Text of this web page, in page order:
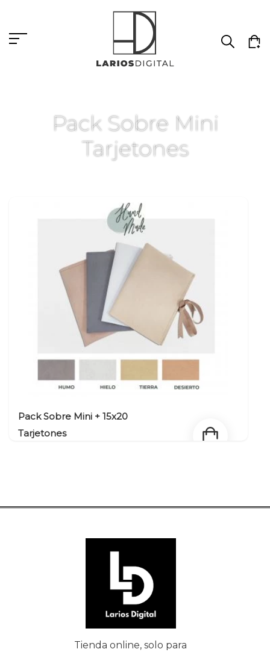
Pack Sobre Mini
Tarjetones
Pack Sobre Mini + 15x20
Tarjetones
Tienda online, solo para